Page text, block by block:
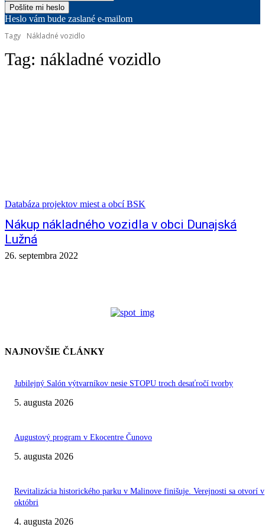
Heslo vám bude zaslané e-mailom
Tagy
Nákladné vozidlo
Tag: nákladné vozidlo
Databáza projektov miest a obcí BSK
Nákup nákladného vozidla v obci Dunajská
Lužná
26. septembra 2022
NAJNOVŠIE ČLÁNKY
Jubilejný Salón výtvarníkov nesie STOPU troch desaťročí tvorby
5. augusta 2026
Augustový program v Ekocentre Čunovo
5. augusta 2026
Revitalizácia historického parku v Malinove finišuje. Verejnosti sa otvorí v
októbri
4. augusta 2026